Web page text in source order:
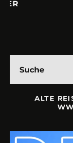
Philipp Laage
ALTE